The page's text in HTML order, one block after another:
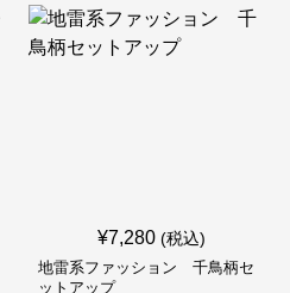
¥7,280 (税込)
地雷系ファッション 千鳥柄セ
ットアップ